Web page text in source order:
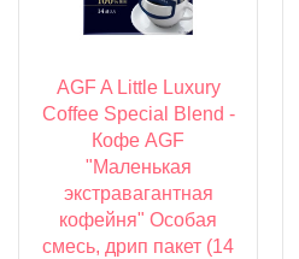
AGF A Little Luxury
Coffee Special Blend -
Кофе AGF
"Маленькая
экстравагантная
кофейня" Особая
смесь, дрип пакет (14